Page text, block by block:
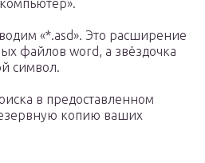
«*.asd». Это расширение
файлов word, а звёздочка
символ.
в предоставленном
копию ваших